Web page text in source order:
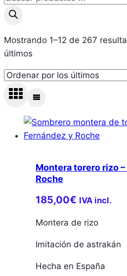
Mostrando 1–12 de 267
últimos
Montera torero rizo
Roche
185,00€ IVA incl.
Montera de rizo
Imitación de astrakán
Hecha en España